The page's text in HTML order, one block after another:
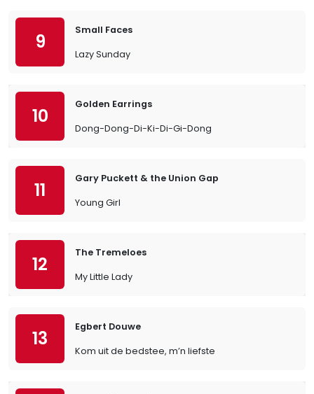
9
Small Faces
Lazy Sunday
10
Golden Earrings
Dong-Dong-Di-Ki-Di-Gi-Dong
11
Gary Puckett & the Union Gap
Young Girl
12
The Tremeloes
My Little Lady
13
Egbert Douwe
Kom uit de bedstee, m’n liefste